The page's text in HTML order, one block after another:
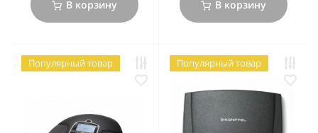
В корзину В корзину
Популярный товар Популярный товар